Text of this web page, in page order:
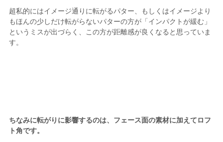
超私的にはイメージ通りに転がるパター、もしくはイメージより
もほんの少しだけ転がらないパターの方が「インパクトが緩む」
というミスが出づらく、この方が距離感が良くなると思っていま
す。
ちなみに転がりに影響するのは、フェース面の素材に加えてロフ
ト角です。